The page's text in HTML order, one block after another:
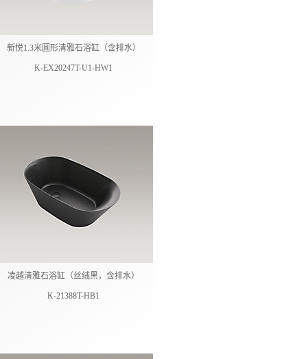
新悦1.3米圆形清雅石浴缸（含排水）​
K-EX20247T-U1-HW1
凌越清雅石浴缸（丝绒黑，含排水）
K-21388T-HB1